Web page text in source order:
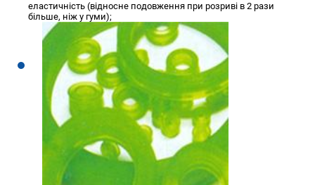
еластичність (відносне подовження при розриві в 2 рази
більше, ніж у гуми);